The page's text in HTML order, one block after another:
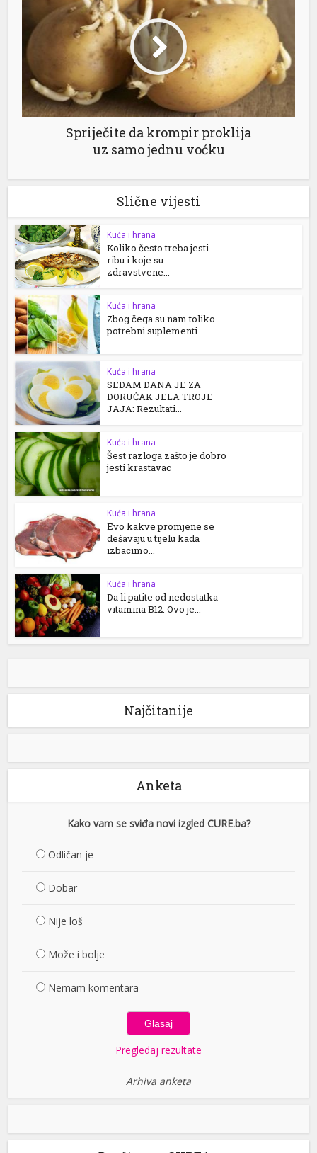
Spriječite da krompir proklija
uz samo jednu voćku
Slične vijesti
Kuća i hrana
Koliko često treba jesti
ribu i koje su
zdravstvene...
Kuća i hrana
Zbog čega su nam toliko
potrebni suplementi...
Kuća i hrana
SEDAM DANA JE ZA
DORUČAK JELA TROJE
JAJA: Rezultati...
Kuća i hrana
Šest razloga zašto je dobro
jesti krastavac
Kuća i hrana
Evo kakve promjene se
dešavaju u tijelu kada
izbacimo...
Kuća i hrana
Da li patite od nedostatka
vitamina B12: Ovo je...
Najčitanije
Anketa
Kako vam se sviđa novi izgled CURE.ba?
Odličan je
Dobar
Nije loš
Može i bolje
Nemam komentara
Pregledaj rezultate
Arhiva anketa